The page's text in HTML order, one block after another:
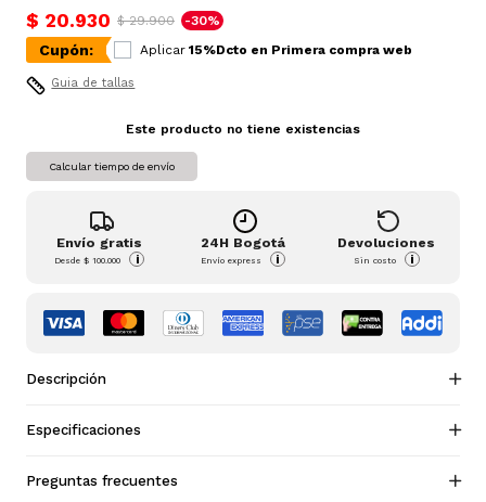
$ 20.930 $ 29.900 -30%
Cupón: Aplicar 15%Dcto en Primera compra web
Guia de tallas
Este producto no tiene existencias
Calcular tiempo de envío
Envío gratis
Desde$ 100.000 i
24H Bogotá
Envío express i
Devoluciones
Sin costo i
Descripción
Especificaciones
Preguntas frecuentes